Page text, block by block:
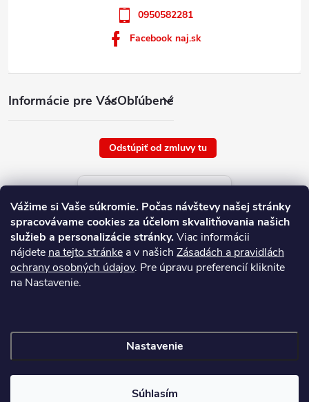
Vážime si Vaše súkromie. Počas návštevy našej stránky
spracovávame cookies za účelom skvalitňovania našich
služieb a personalizácie stránky.Viac informácii
nájdete na tejto stránke a v našich Zásadách a pravidlách
ochrany osobných údajov. Pre úpravu preferencií kliknite
na Nastavenie.
Nastavenie
Súhlasím
Informácie pre VásObľúbené
0950582281
Facebook naj.sk
Odstúpiť od zmluvy tu
Aktuálne ceny tovaru
platné od : 9/8/2026
Copyright 2026NAJ.SK. Všetky práva vyhradené.